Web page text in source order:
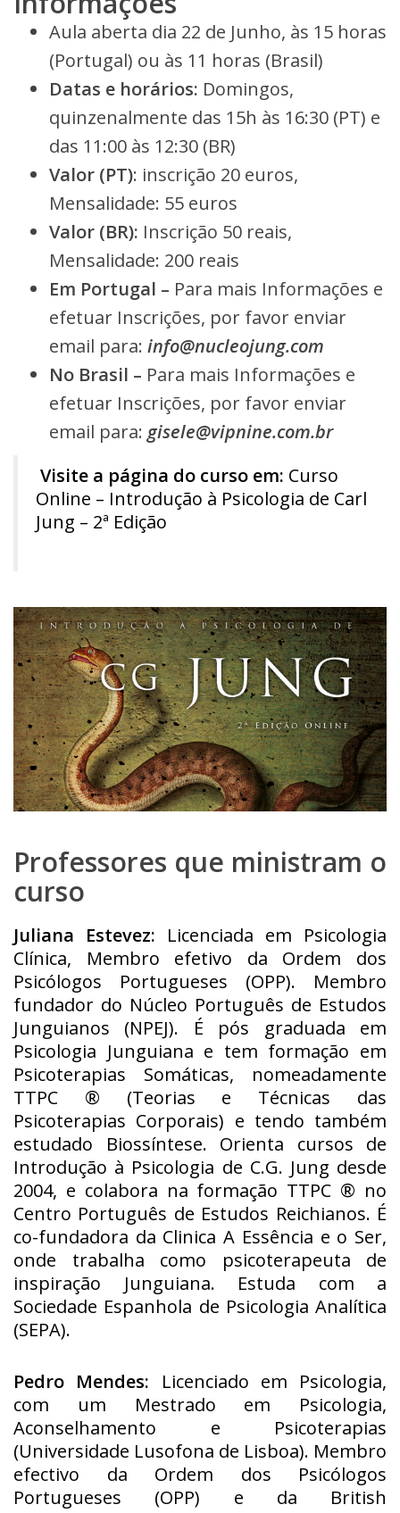
Aula aberta dia 22 de Junho, às 15 horas
(Portugal) ou às 11 horas (Brasil)
Datas e horários: Domingos,
quinzenalmente das 15h às 16:30 (PT) e
das 11:00 às 12:30 (BR)
Valor (PT): inscrição 20 euros,
Mensalidade: 55 euros
Valor (BR): Inscrição 50 reais,
Mensalidade: 200 reais
Em Portugal – Para mais Informações e
efetuar Inscrições, por favor enviar
email para: info@nucleojung.com
No Brasil – Para mais Informações e
efetuar Inscrições, por favor enviar
email para: gisele@vipnine.com.br
Visite a página do curso em: Curso
Online – Introdução à Psicologia de Carl
Jung – 2ª Edição
Professores que ministram o
curso
Juliana Estevez: Licenciada em Psicologia
Clínica, Membro efetivo da Ordem dos
Psicólogos Portugueses (OPP). Membro
fundador do Núcleo Português de Estudos
Junguianos (NPEJ). É pós graduada em
Psicologia Junguiana e tem formação em
Psicoterapias Somáticas, nomeadamente
TTPC ® (Teorias e Técnicas das
Psicoterapias Corporais) e tendo também
estudado Biossíntese. Orienta cursos de
Introdução à Psicologia de C.G. Jung desde
2004, e colabora na formação TTPC ® no
Centro Português de Estudos Reichianos. É
co-fundadora da Clinica A Essência e o Ser,
onde trabalha como psicoterapeuta de
inspiração Junguiana. Estuda com a
Sociedade Espanhola de Psicologia Analítica
(SEPA).
Pedro Mendes: Licenciado em Psicologia,
com um Mestrado em Psicologia,
Aconselhamento e Psicoterapias
(Universidade Lusofona de Lisboa). Membro
efectivo da Ordem dos Psicólogos
Portugueses (OPP) e da British